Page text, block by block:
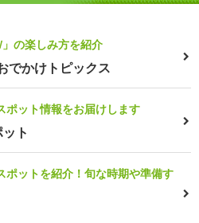
の楽しみ方を紹介
でかけトピックス
ポット情報をお届けします
ト
ポットを紹介！旬な時期や準備す